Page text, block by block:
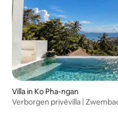
Villa in Ko Pha-ngan
Verborgen privévilla |